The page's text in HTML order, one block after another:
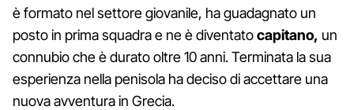
è formato nel settore giovanile, ha guadagnato un
posto in prima squadra e ne è diventatocapitano, un
connubio che è durato oltre 10 anni. Terminata la sua
esperienza nella penisola ha deciso di accettare una
nuova avventura in Grecia.